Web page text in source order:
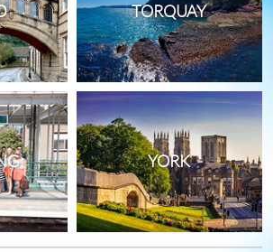
TORQUAY
YORK